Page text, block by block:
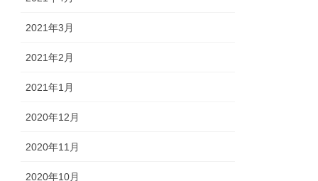
2021年3月
2021年2月
2021年1月
2020年12月
2020年11月
2020年10月